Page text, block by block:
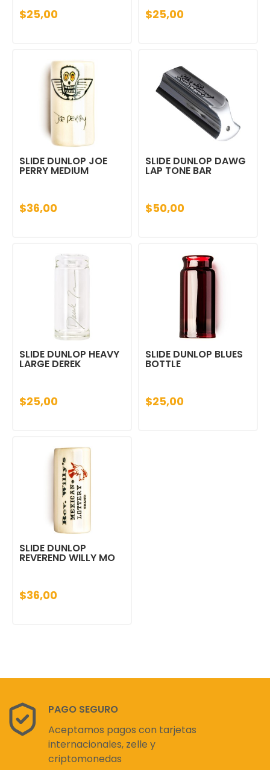
$25,00 $25,00
SLIDE DUNLOP JOE
PERRY MEDIUM
$36,00
SLIDE DUNLOP DAWG
LAP TONE BAR
$50,00
SLIDE DUNLOP HEAVY
LARGE DEREK
$25,00
SLIDE DUNLOP BLUES
BOTTLE
$25,00
SLIDE DUNLOP
REVEREND WILLY MO
$36,00
PAGO SEGURO
Aceptamos pagos con tarjetas
internacionales, zelle y
criptomonedas